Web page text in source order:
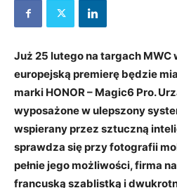
Już 25 lutego na targach MWC
europejską premierę będzie
marki HONOR – Magic6 Pro.
wyposażone w ulepszony
wspierany przez sztuczną
sprawdza się przy fotografii
pełnie jego możliwości, firma
francuską szablistką i